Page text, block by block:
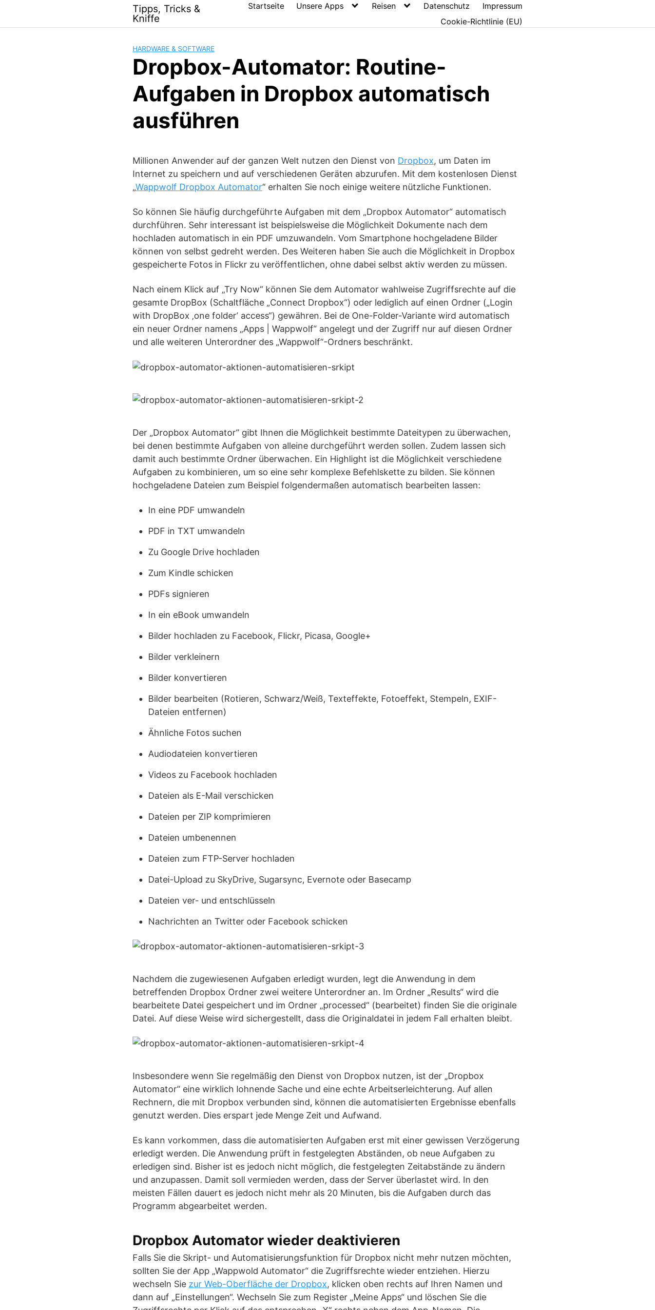
content
Tipps, Tricks &
Kniffe
Startseite Unsere Apps Reisen Datenschutz
Impressum
Cookie-Richtlinie (EU)
HARDWARE & SOFTWARE
Dropbox-Automator: Routine-
Aufgaben in Dropbox automatisch
ausführen
Millionen Anwender auf der ganzen Welt nutzen den Dienst von Dropbox, um Daten im
Internet zu speichern und auf verschiedenen Geräten abzurufen. Mit dem kostenlosen Dienst
„Wappwolf Dropbox Automator“ erhalten Sie noch einige weitere nützliche Funktionen.
So können Sie häufig durchgeführte Aufgaben mit dem „Dropbox Automator“ automatisch
durchführen. Sehr interessant ist beispielsweise die Möglichkeit Dokumente nach dem
hochladen automatisch in ein PDF umzuwandeln. Vom Smartphone hochgeladene Bilder
können von selbst gedreht werden. Des Weiteren haben Sie auch die Möglichkeit in Dropbox
gespeicherte Fotos in Flickr zu veröffentlichen, ohne dabei selbst aktiv werden zu müssen.
Nach einem Klick auf „Try Now“ können Sie dem Automator wahlweise Zugriffsrechte auf die
gesamte DropBox (Schaltfläche „Connect Dropbox“) oder lediglich auf einen Ordner („Login
with DropBox ‚one folder‘ access“) gewähren. Bei de One-Folder-Variante wird automatisch
ein neuer Ordner namens „Apps | Wappwolf“ angelegt und der Zugriff nur auf diesen Ordner
und alle weiteren Unterordner des „Wappwolf“-Ordners beschränkt.
Der „Dropbox Automator“ gibt Ihnen die Möglichkeit bestimmte Dateitypen zu überwachen,
bei denen bestimmte Aufgaben von alleine durchgeführt werden sollen. Zudem lassen sich
damit auch bestimmte Ordner überwachen. Ein Highlight ist die Möglichkeit verschiedene
Aufgaben zu kombinieren, um so eine sehr komplexe Befehlskette zu bilden. Sie können
hochgeladene Dateien zum Beispiel folgendermaßen automatisch bearbeiten lassen:
In eine PDF umwandeln
PDF in TXT umwandeln
Zu Google Drive hochladen
Zum Kindle schicken
PDFs signieren
In ein eBook umwandeln
Bilder hochladen zu Facebook, Flickr, Picasa, Google+
Bilder verkleinern
Bilder konvertieren
Bilder bearbeiten (Rotieren, Schwarz/Weiß, Texteffekte, Fotoeffekt, Stempeln, EXIF-
Dateien entfernen)
Ähnliche Fotos suchen
Audiodateien konvertieren
Videos zu Facebook hochladen
Dateien als E-Mail verschicken
Dateien per ZIP komprimieren
Dateien umbenennen
Dateien zum FTP-Server hochladen
Datei-Upload zu SkyDrive, Sugarsync, Evernote oder Basecamp
Dateien ver- und entschlüsseln
Nachrichten an Twitter oder Facebook schicken
Nachdem die zugewiesenen Aufgaben erledigt wurden, legt die Anwendung in dem
betreffenden Dropbox Ordner zwei weitere Unterordner an. Im Ordner „Results“ wird die
bearbeitete Datei gespeichert und im Ordner „processed“ (bearbeitet) finden Sie die originale
Datei. Auf diese Weise wird sichergestellt, dass die Originaldatei in jedem Fall erhalten bleibt.
Insbesondere wenn Sie regelmäßig den Dienst von Dropbox nutzen, ist der „Dropbox
Automator“ eine wirklich lohnende Sache und eine echte Arbeitserleichterung. Auf allen
Rechnern, die mit Dropbox verbunden sind, können die automatisierten Ergebnisse ebenfalls
genutzt werden. Dies erspart jede Menge Zeit und Aufwand.
Es kann vorkommen, dass die automatisierten Aufgaben erst mit einer gewissen Verzögerung
erledigt werden. Die Anwendung prüft in festgelegten Abständen, ob neue Aufgaben zu
erledigen sind. Bisher ist es jedoch nicht möglich, die festgelegten Zeitabstände zu ändern
und anzupassen. Damit soll vermieden werden, dass der Server überlastet wird. In den
meisten Fällen dauert es jedoch nicht mehr als 20 Minuten, bis die Aufgaben durch das
Programm abgearbeitet werden.
Dropbox Automator wieder deaktivieren
Falls Sie die Skript- und Automatisierungsfunktion für Dropbox nicht mehr nutzen möchten,
sollten Sie der App „Wappwold Automator“ die Zugriffsrechte wieder entziehen. Hierzu
wechseln Sie zur Web-Oberfläche der Dropbox, klicken oben rechts auf Ihren Namen und
dann auf „Einstellungen“. Wechseln Sie zum Register „Meine Apps“ und löschen Sie die